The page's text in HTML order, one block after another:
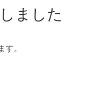
ました
。